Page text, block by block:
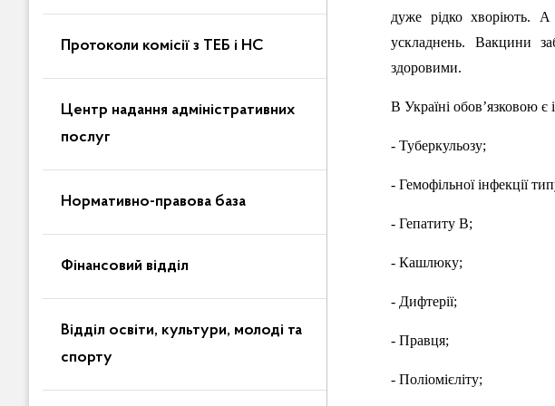
Протоколи комісії з ТЕБ і НС
Центр надання адміністративних
послуг
Нормативно-правова база
Фінансовий відділ
Відділ освіти, культури, молоді та
спорту
дуже рідко хворіють.
ускладнень. Вакцини
здоровими.
В Україні обов’язковою є
- Туберкульозу;
- Гемофільної інфекції
- Гепатиту В;
- Кашлюку;
- Дифтерії;
- Правця;
- Поліомієліту;